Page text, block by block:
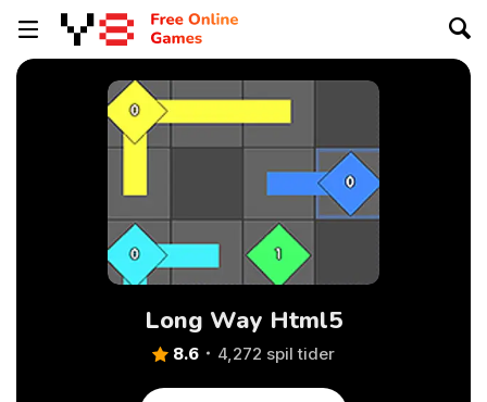
Long Way Html5
8.6 4,272 spil tider